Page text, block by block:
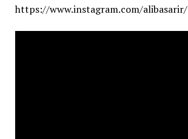
https://www.instagram.com/alibasarir/